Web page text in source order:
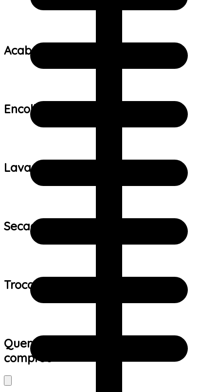
Acabamento:
Encolhimento:
Lavagem:
Secagem:
Trocas e devoluções:
Quem viu este produto também
comprou